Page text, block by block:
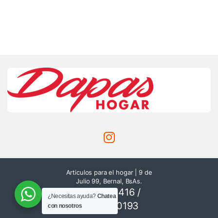
Articulos para el hogar | 9 de
Julio 99, Bernal, BsAs.
116514-8416 /
116500-0193
¿Necesitas ayuda? Chatea
con nosotros